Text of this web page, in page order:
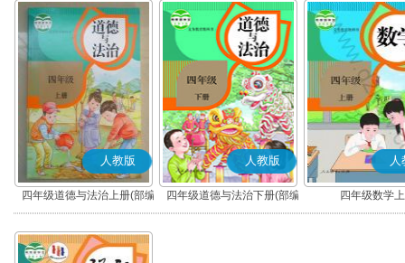
人教版
四年级道德与法治上册(部编
版)
人教版
四年级道德与法治下册(部编
版)
人
四年级数学